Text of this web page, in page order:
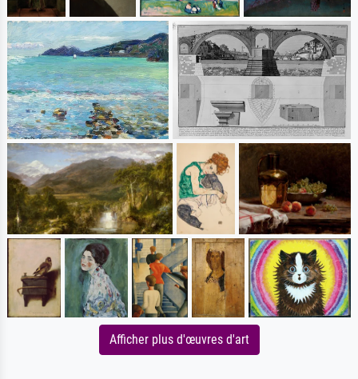
Afficher plus d'œuvres d'art